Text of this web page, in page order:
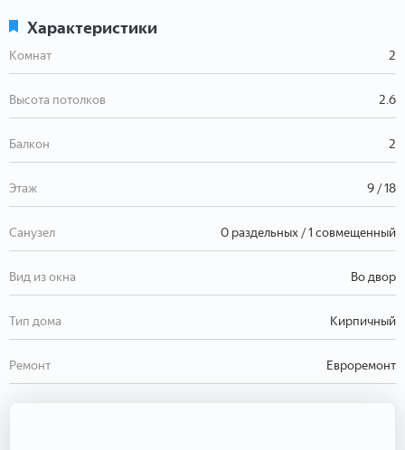
Характеристики
Комнат 2
Высота потолков 2.6
Балкон 2
Этаж 9 / 18
Санузел 0 раздельных / 1 совмещенный
Вид из окна Во двор
Тип дома Кирпичный
Ремонт Евроремонт